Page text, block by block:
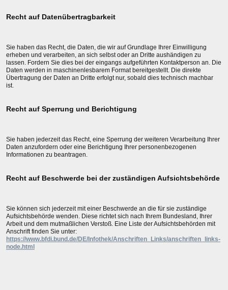
Recht auf Datenübertragbarkeit
Sie haben das Recht, die Daten, die wir auf Grundlage Ihrer Einwilligung
erheben und verarbeiten, an sich selbst oder an Dritte aushändigen zu
lassen. Fordern Sie dies bei der eingangs aufgeführten Kontaktperson an. Die
Daten werden in maschinenlesbarem Format bereitgestellt. Die direkte
Übertragung der Daten an Dritte erfolgt nur, sobald dies technisch machbar
ist.
Recht auf Sperrung und Berichtigung
Sie haben jederzeit das Recht, eine Sperrung der weiteren Verarbeitung Ihrer
Daten anzufordern oder eine Berichtigung Ihrer personenbezogenen
Informationen zu beantragen.
Recht auf Beschwerde bei der zuständigen Aufsichtsbehörde
Sie können sich jederzeit mit einer Beschwerde an die für sie zuständige
Aufsichtsbehörde wenden. Diese richtet sich nach Ihrem Bundesland, Ihrer
Arbeit und dem mutmaßlichen Verstoß. Eine Liste der Aufsichtsbehörden mit
Anschrift finden Sie unter:
https://www.bfdi.bund.de/DE/Infothek/Anschriften_Links/anschriften_links-
node.html